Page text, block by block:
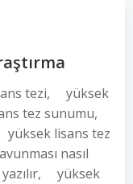
tezi, yüksek
tez sunumu,
lisans tez
nasıl
yazılır, yüksek